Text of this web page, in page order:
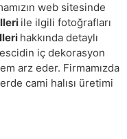
web sitesinde
ile ilgili fotoğrafları
hakkında detaylı
iç dekorasyon
arz eder. Firmamızda
cami halısı üretimi